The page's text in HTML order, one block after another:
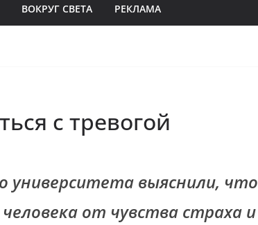
ВОКРУГ СВЕТА РЕКЛАМА
с тревогой
университета выяснили, что
от чувства страха и